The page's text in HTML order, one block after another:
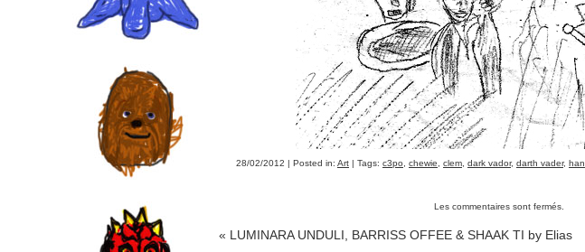
28/02/2012 | Posted in: Art | Tags: c3po chewie clem dark vador, darth vader, han
Les commentaires sont fermés.
« LUMINARA UNDULI, BARRISS OFFEE & SHAAK TI by Elias